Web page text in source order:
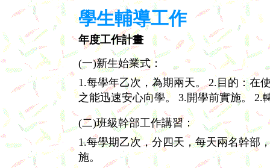
學生輔導工作
年度工作計畫
(一)新生始業式：
1.每學年乙次，為期兩天。 2.目的：在
之能迅速安心向學。 3.開學前實施。 2.
(二)班級幹部工作講習：
1.每學期乙次，分四天，每天兩名幹部
施。